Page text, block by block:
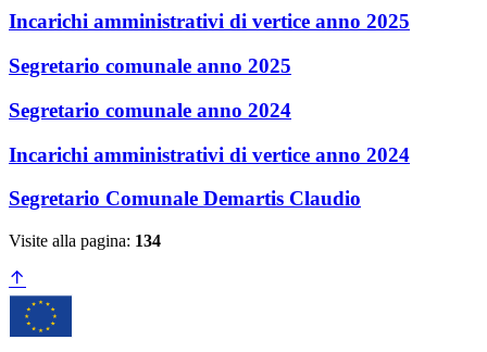
Incarichi amministrativi di vertice anno 2025
Segretario comunale anno 2025
Segretario comunale anno 2024
Incarichi amministrativi di vertice anno 2024
Segretario Comunale Demartis Claudio
Visite alla pagina: 134